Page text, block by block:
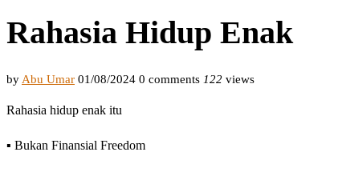
Rahasia Hidup Enak
by Abu Umar 01/08/2024 0 comments 122 views
Rahasia hidup enak itu
▪️ Bukan Finansial Freedom